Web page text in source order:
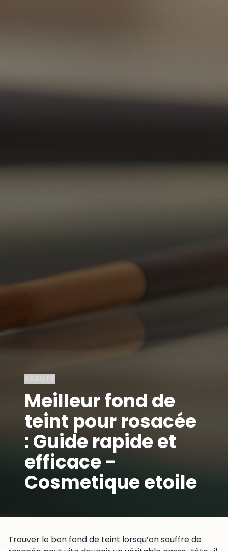
Meilleur fond de
teint pour rosacée
: Guide rapide et
efficace -
Cosmetique etoile
Trouver le bon fond de teint lorsqu’on souffre de